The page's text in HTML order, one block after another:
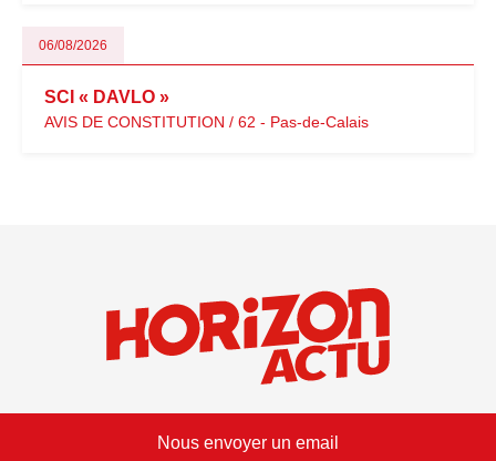
06/08/2026
SCI « DAVLO »
AVIS DE CONSTITUTION / 62 - Pas-de-Calais
Nous envoyer un email